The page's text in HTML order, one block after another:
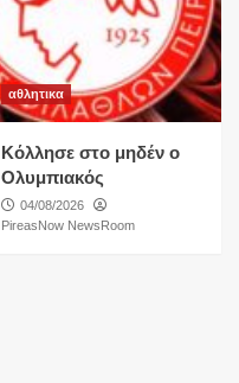
αθλητικα
Κόλλησε στο μηδέν ο
Ολυμπιακός
04/08/2026
PireasNow NewsRoom